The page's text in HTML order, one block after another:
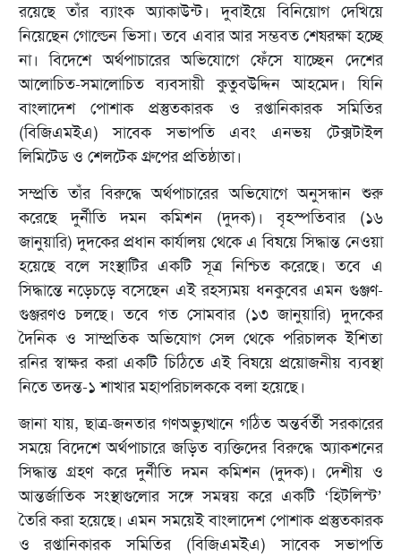
রয়েছে তাঁর ব্যাংক অ্যাকাউন্ট। দুবাইয়ে বিনিয়োগ দেখিয়ে
নিয়েছেন গোল্ডেন ভিসা। তবে এবার আর সম্ভবত শেষরক্ষা হচ্ছে
না। বিদেশে অর্থপাচারের অভিযোগে ফেঁসে যাচ্ছেন দেশের
আলোচিত-সমালোচিত ব্যবসায়ী কুতুবউদ্দিন আহমেদ। যিনি
বাংলাদেশ পোশাক প্রস্তুতকারক ও রপ্তানিকারক সমিতির
(বিজিএমইএ) সাবেক সভাপতি এবং এনভয় টেক্সটাইল
লিমিটেড ও শেলটেক গ্রুপের প্রতিষ্ঠাতা।
সম্প্রতি তাঁর বিরুদ্ধে অর্থপাচারের অভিযোগে অনুসন্ধান শুরু
করেছে দুর্নীতি দমন কমিশন (দুদক)। বৃহস্পতিবার (১৬
জানুয়ারি) দুদকের প্রধান কার্যালয় থেকে এ বিষয়ে সিদ্ধান্ত নেওয়া
হয়েছে বলে সংস্থাটির একটি সূত্র নিশ্চিত করেছে। তবে এ
সিদ্ধান্তে নড়েচড়ে বসেছেন এই রহস্যময় ধনকুবের এমন গুঞ্জণ-
গুঞ্জরণও চলছে। তবে গত সোমবার (১৩ জানুয়ারি) দুদকের
দৈনিক ও সাম্প্রতিক অভিযোগ সেল থেকে পরিচালক ইশিতা
রনির স্বাক্ষর করা একটি চিঠিতে এই বিষয়ে প্রয়োজনীয় ব্যবস্থা
নিতে তদন্ত-১ শাখার মহাপরিচালককে বলা হয়েছে।
জানা যায়, ছাত্র-জনতার গণঅভ্যুত্থানে গঠিত অন্তর্বর্তী সরকারের
সময়ে বিদেশে অর্থপাচারে জড়িত ব্যক্তিদের বিরুদ্ধে অ্যাকশনের
সিদ্ধান্ত গ্রহণ করে দুর্নীতি দমন কমিশন (দুদক)। দেশীয় ও
আন্তর্জাতিক সংস্থাগুলোর সঙ্গে সমন্বয় করে একটি ‘হিটলিস্ট’
তৈরি করা হয়েছে। এমন সময়েই বাংলাদেশ পোশাক প্রস্তুতকারক
ও রপ্তানিকারক সমিতির (বিজিএমইএ) সাবেক সভাপতি